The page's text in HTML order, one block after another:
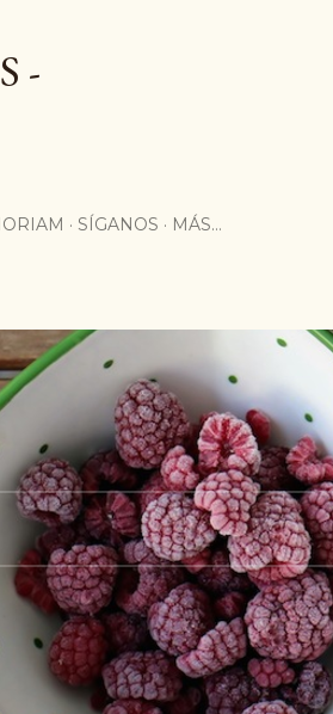
-
SÍGANOS MÁS…